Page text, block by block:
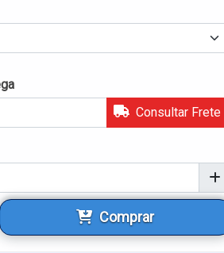
Consultar Frete
Comprar